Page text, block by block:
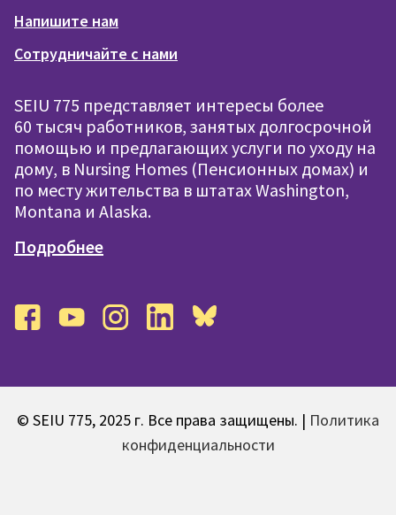
Напишите нам
Сотрудничайте с нами
SEIU 775 представляет интересы более
60 тысяч работников, занятых долгосрочной
помощью и предлагающих услуги по уходу на
дому, в Nursing Homes (Пенсионных домах) и
по месту жительства в штатах Washington,
Montana и Alaska.
Подробнее
© SEIU 775, 2025 г. Все права защищены. | Политика
конфиденциальности